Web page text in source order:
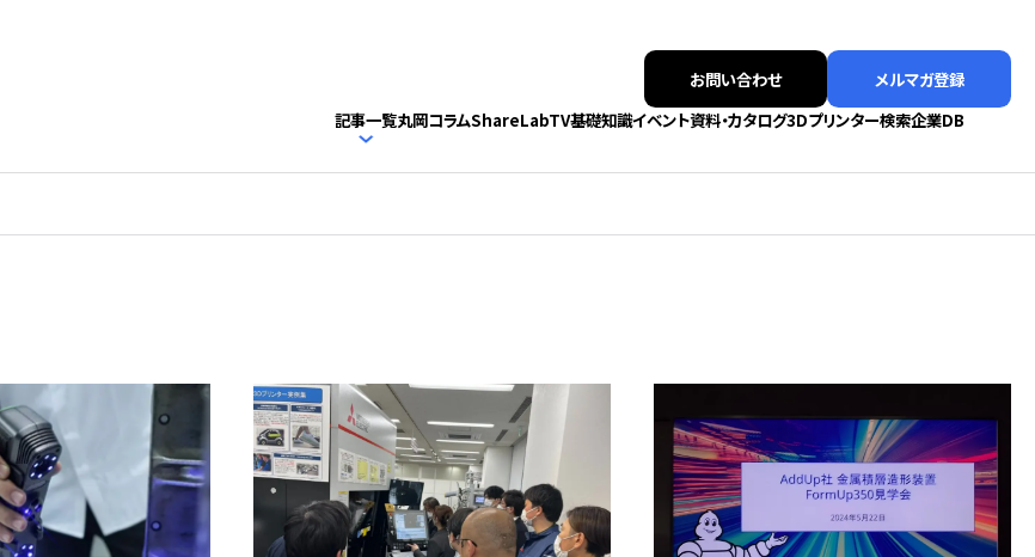
お問い合わせ
メルマガ登録
記事一覧丸岡コラムShareLabTV基礎知識イベント資料・カタログ3Dプリンター検索企業DB